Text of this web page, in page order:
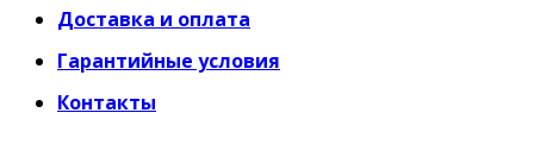
Доставка и оплата
Гарантийные условия
Контакты